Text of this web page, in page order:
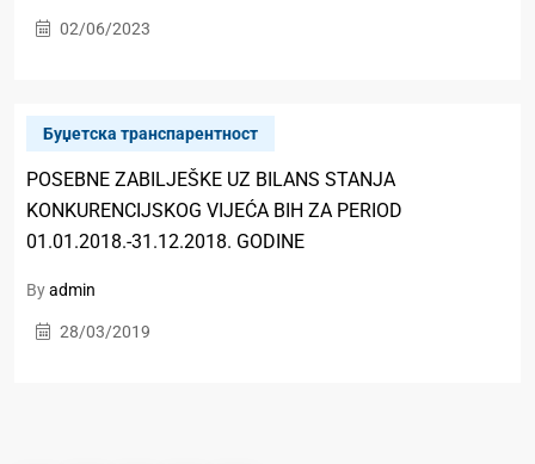
02/06/2023
Буџетска транспарентност
POSEBNE ZABILJEŠKE UZ BILANS STANJA
KONKURENCIJSKOG VIJEĆA BIH ZA PERIOD
01.01.2018.-31.12.2018. GODINE
Byadmin
28/03/2019